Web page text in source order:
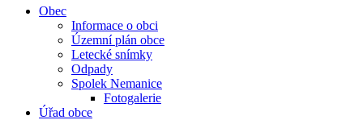
Obec
Informace o obci
Územní plán obce
Letecké snímky
Odpady
Spolek Nemanice
Fotogalerie
Úřad obce